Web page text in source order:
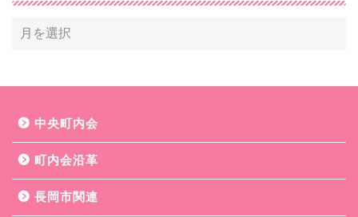
中央町内会
町内会沿革
長岡市関連